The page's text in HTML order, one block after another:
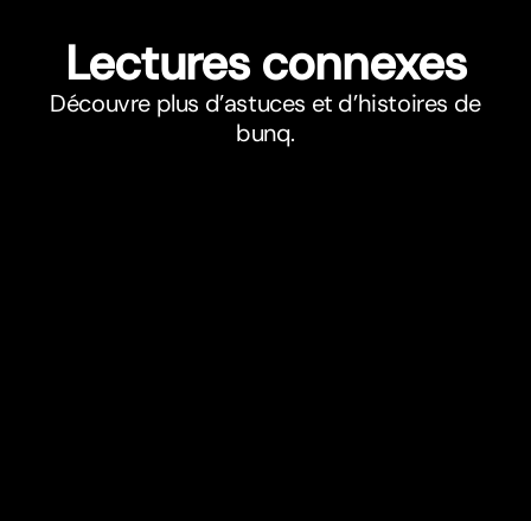
Lectures connexes
Découvre plus d’astuces et d’histoires de
bunq.